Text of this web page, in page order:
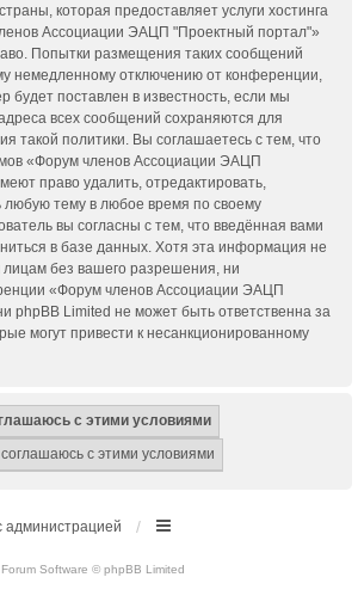
которая предоставляет услуги хостинга
Ассоциации ЭАЦП "Проектный портал"»
Попытки размещения таких сообщений
немедленному отключению от конференции,
будет поставлен в известность, если мы
всех сообщений сохраняются для
такой политики. Вы соглашаетесь с тем, что
«Форум членов Ассоциации ЭАЦП
право удалить, отредактировать,
любую тему в любое время по своему
вы согласны с тем, что введённая вами
в базе данных. Хотя эта информация не
лицам без вашего разрешения, ни
«Форум членов Ассоциации ЭАЦП
phpBB Limited не может быть ответственна за
могут привести к несанкционированному
администрацией
Software © phpBB Limited